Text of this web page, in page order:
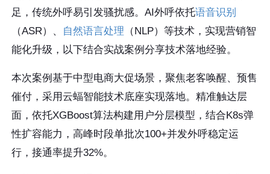
足，传统外呼易引发骚扰感。AI外呼依托语音识别
（ASR）、 自然语言处理 （NLP）等技术，实现营销智
能化升级，以下结合实战案例分享技术落地经验。
本次案例基于中型电商大促场景，聚焦老客唤醒、预售
催付，采用云蝠智能技术底座实现落地。精准触达层
面，依托XGBoost算法构建用户分层模型，结合K8s弹
性扩容能力，高峰时段单批次100+并发外呼稳定运
行，接通率提升32%。